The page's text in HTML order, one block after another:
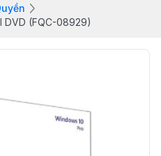
DVD (FQC-08929)